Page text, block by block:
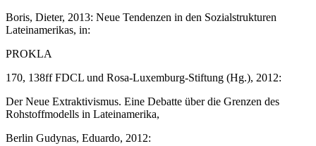
Boris, Dieter, 2013: Neue Tendenzen in den Sozialstrukturen
Lateinamerikas, in:
PROKLA
170, 138ff FDCL und Rosa-Luxemburg-Stiftung (Hg.), 2012:
Der Neue Extraktivismus. Eine Debatte über die Grenzen des
Rohstoffmodells in Lateinamerika,
Berlin Gudynas, Eduardo, 2012: